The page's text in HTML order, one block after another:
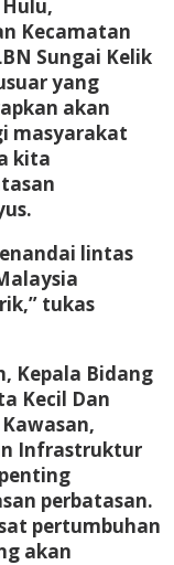
Kecamatan
Sungai Kelik
yang
akan
masyarakat
kita
lintas
tukas
Kepala Bidang
Kecil Dan
Infrastruktur
perbatasan.
pertumbuhan
akan